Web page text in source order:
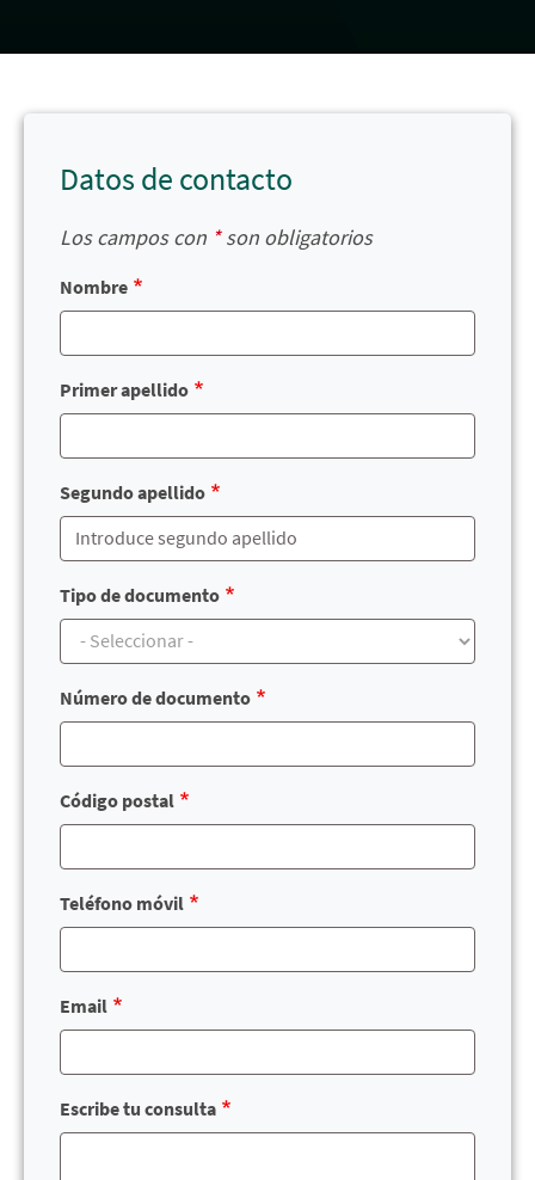
Datos de contacto
Los campos con *son obligatorios
Nombre
Primer apellido
Segundo apellido
Tipo de documento
Número de documento
Código postal
Teléfono móvil
Email
Escribe tu consulta